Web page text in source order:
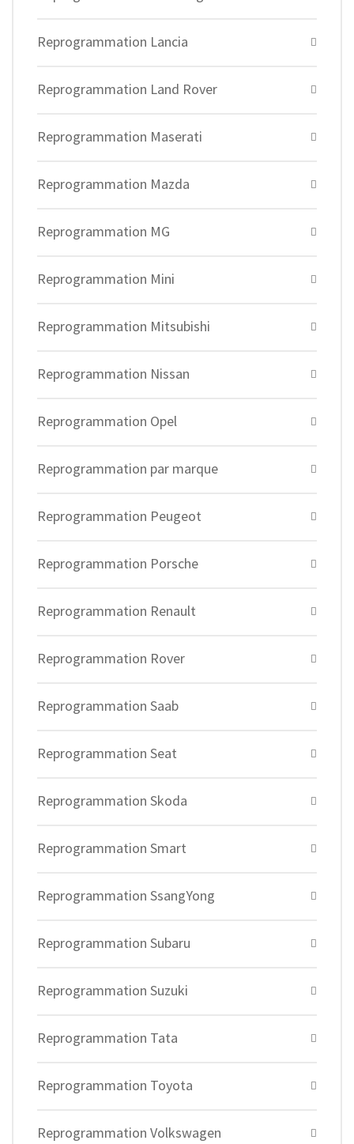
Reprogrammation Lancia
Reprogrammation Land Rover
Reprogrammation Maserati
Reprogrammation Mazda
Reprogrammation MG
Reprogrammation Mini
Reprogrammation Mitsubishi
Reprogrammation Nissan
Reprogrammation Opel
Reprogrammation par marque
Reprogrammation Peugeot
Reprogrammation Porsche
Reprogrammation Renault
Reprogrammation Rover
Reprogrammation Saab
Reprogrammation Seat
Reprogrammation Skoda
Reprogrammation Smart
Reprogrammation SsangYong
Reprogrammation Subaru
Reprogrammation Suzuki
Reprogrammation Tata
Reprogrammation Toyota
Reprogrammation Volkswagen